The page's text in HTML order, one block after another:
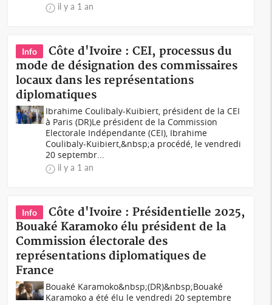
il y a 1 an
Info
Côte d'Ivoire : CEI, processus du
mode de désignation des commissaires
locaux dans les représentations
diplomatiques
Ibrahime Coulibaly-Kuibiert, président de la CEI
à Paris (DR)Le président de la Commission
Electorale Indépendante (CEI), Ibrahime
Coulibaly-Kuibiert,&nbsp;a procédé, le vendredi
20 septembr...
il y a 1 an
Info
Côte d'Ivoire : Présidentielle 2025,
Bouaké Karamoko élu président de la
Commission électorale des
représentations diplomatiques de
France
Bouaké Karamoko&nbsp;(DR)&nbsp;Bouaké
Karamoko a été élu le vendredi 20 septembre